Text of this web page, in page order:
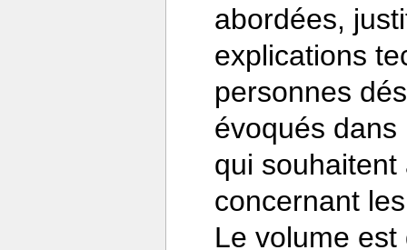
abordées,
explications
personnes
évoqués
qui
concernant
Le volume